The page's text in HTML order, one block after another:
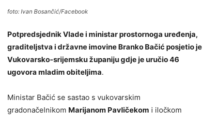
foto: Ivan Bosančić/Facebook
Potpredsjednik Vlade i ministar prostornoga uređenja,
graditeljstva i državne imovine Branko Bačić posjetio je
Vukovarsko-srijemsku županiju gdje je uručio 46
ugovora mladim obiteljima.
Ministar Bačić se sastao s vukovarskim
gradonačelnikom Marijanom Pavličekom i iločkom